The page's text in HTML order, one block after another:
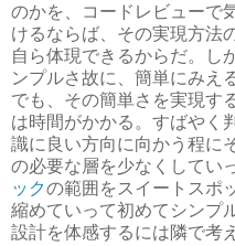
のかを、コードレビューで
けるならば、その実現方法
自ら体現できるからだ。し
ンプルさ故に、簡単にみえ
でも、その簡単さを実現す
は時間がかかる。すばやく
識に良い方向に向かう程に
の必要な層を少なくしてい
ックの範囲をスイートスポ
縮めていって初めてシンプ
設計を体感するには隣で考